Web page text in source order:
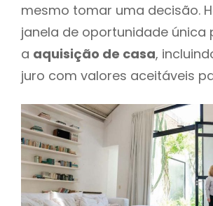
mesmo tomar uma decisão.
janela de oportunidade única
a aquisição de casa,
juro com valores aceitáveis